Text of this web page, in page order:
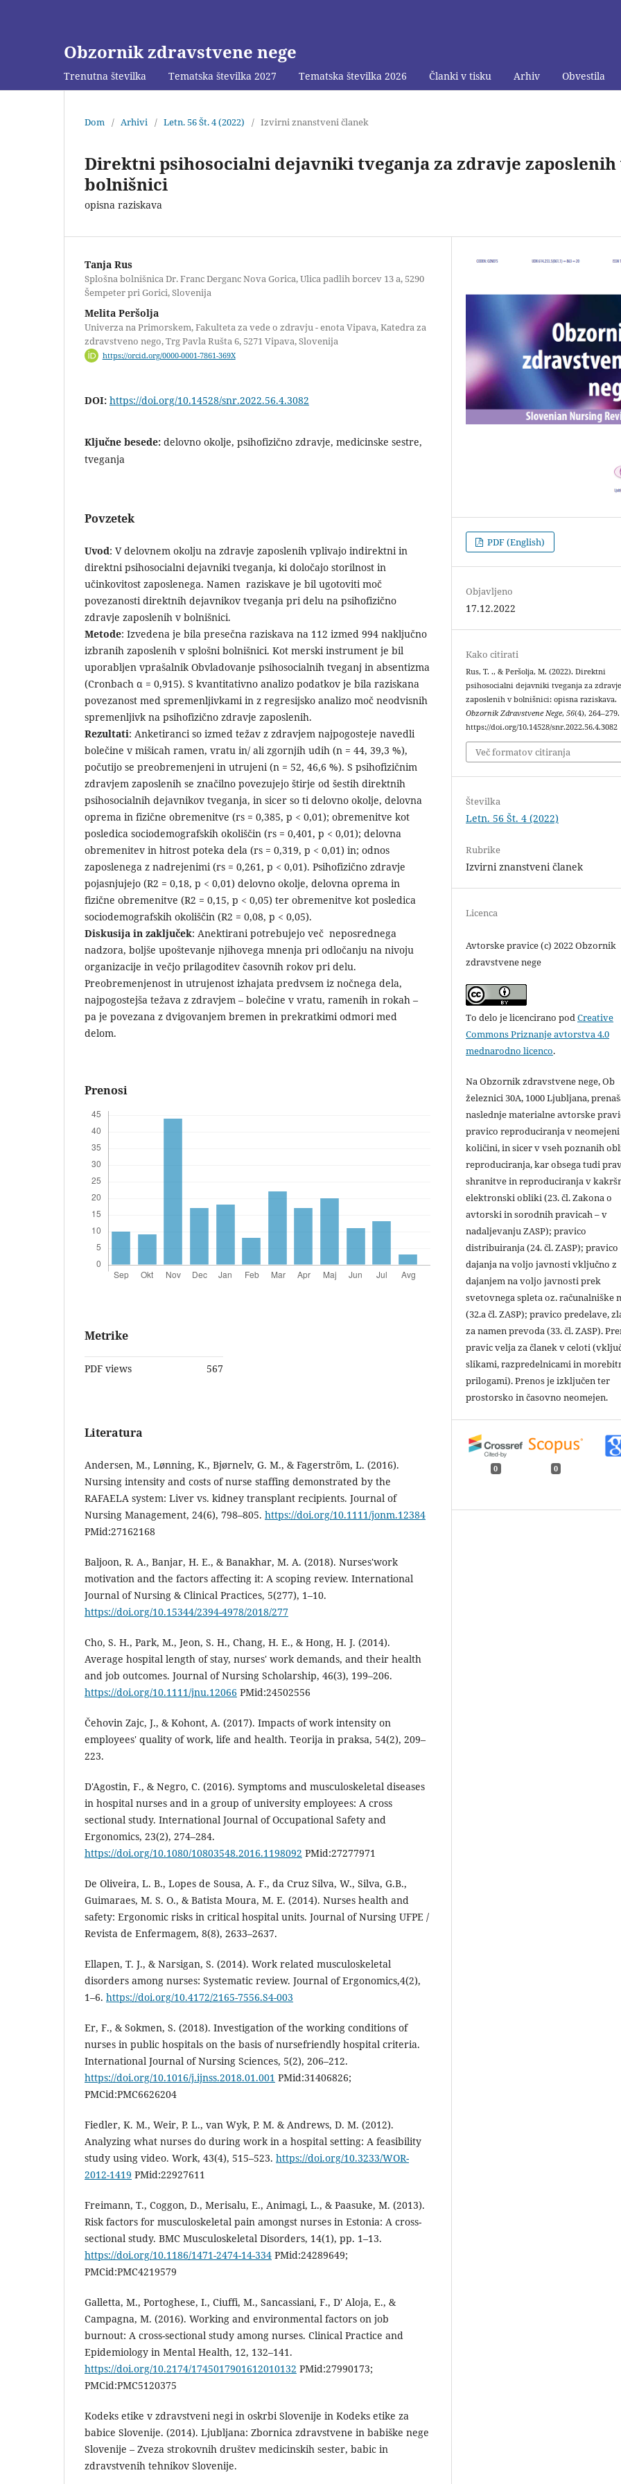
Obzornik zdravstvene nege
Trenutna številka Tematska številka 2027 Tematska številka 2026 Članki v tisku Arhiv Obvestila
Dom / Arhivi / Letn. 56 Št. 4 (2022) / Izvirni znanstveni članek
Direktni psihosocialni dejavniki tveganja za zdravje zaposlenih
bolnišnici
opisna raziskava
Tanja Rus
Splošna bolnišnica Dr. Franc Derganc Nova Gorica, Ulica padlih borcev 13 a, 5290
Šempeter pri Gorici, Slovenija
Melita Peršolja
Univerza na Primorskem, Fakulteta za vede o zdravju - enota Vipava, Katedra za
zdravstveno nego, Trg Pavla Rušta 6, 5271 Vipava, Slovenija
https://orcid.org/0000-0001-7861-369X
DOI: https://doi.org/10.14528/snr.2022.56.4.3082
Ključne besede: delovno okolje, psihofizično zdravje, medicinske sestre,
tveganja
Povzetek
Uvod: V delovnem okolju na zdravje zaposlenih vplivajo indirektni in
direktni psihosocialni dejavniki tveganja, ki določajo storilnost in
učinkovitost zaposlenega. Namen raziskave je bil ugotoviti moč
povezanosti direktnih dejavnikov tveganja pri delu na psihofizično
zdravje zaposlenih v bolnišnici.
Metode: Izvedena je bila presečna raziskava na 112 izmed 994 naključno
izbranih zaposlenih v splošni bolnišnici. Kot merski instrument je bil
uporabljen vprašalnik Obvladovanje psihosocialnih tveganj in absentizma
(Cronbach α = 0,915). S kvantitativno analizo podatkov je bila raziskana
povezanost med spremenljivkami in z regresijsko analizo moč neodvisnih
spremenljivk na psihofizično zdravje zaposlenih.
Rezultati: Anketiranci so izmed težav z zdravjem najpogosteje navedli
bolečine v mišicah ramen, vratu in/ ali zgornjih udih (n = 44, 39,3 %),
počutijo se preobremenjeni in utrujeni (n = 52, 46,6 %). S psihofizičnim
zdravjem zaposlenih se značilno povezujejo štirje od šestih direktnih
psihosocialnih dejavnikov tveganja, in sicer so ti delovno okolje, delovna
oprema in fizične obremenitve (rs = 0,385, p < 0,01); obremenitve kot
posledica sociodemografskih okoliščin (rs = 0,401, p < 0,01); delovna
obremenitev in hitrost poteka dela (rs = 0,319, p < 0,01) in; odnos
zaposlenega z nadrejenimi (rs = 0,261, p < 0,01). Psihofizično zdravje
pojasnjujejo (R2 = 0,18, p < 0,01) delovno okolje, delovna oprema in
fizične obremenitve (R2 = 0,15, p < 0,05) ter obremenitve kot posledica
sociodemografskih okoliščin (R2 = 0,08, p < 0,05).
Diskusija in zaključek: Anektirani potrebujejo več neposrednega
nadzora, boljše upoštevanje njihovega mnenja pri odločanju na nivoju
organizacije in večjo prilagoditev časovnih rokov pri delu.
Preobremenjenost in utrujenost izhajata predvsem iz nočnega dela,
najpogostejša težava z zdravjem – bolečine v vratu, ramenih in rokah –
pa je povezana z dvigovanjem bremen in prekratkimi odmori med
delom.
Prenosi
Metrike
PDF views 567
Literatura
Andersen, M., Lønning, K., Bjørnelv, G. M., & Fagerström, L. (2016).
Nursing intensity and costs of nurse staffing demonstrated by the
RAFAELA system: Liver vs. kidney transplant recipients. Journal of
Nursing Management, 24(6), 798–805. https://doi.org/10.1111/jonm.12384
PMid:27162168
Baljoon, R. A., Banjar, H. E., & Banakhar, M. A. (2018). Nurses'work
motivation and the factors affecting it: A scoping review. International
Journal of Nursing & Clinical Practices, 5(277), 1–10.
https://doi.org/10.15344/2394-4978/2018/277
Cho, S. H., Park, M., Jeon, S. H., Chang, H. E., & Hong, H. J. (2014).
Average hospital length of stay, nurses' work demands, and their health
and job outcomes. Journal of Nursing Scholarship, 46(3), 199–206.
https://doi.org/10.1111/jnu.12066 PMid:24502556
Čehovin Zajc, J., & Kohont, A. (2017). Impacts of work intensity on
employees' quality of work, life and health. Teorija in praksa, 54(2), 209–
223.
D'Agostin, F., & Negro, C. (2016). Symptoms and musculoskeletal diseases
in hospital nurses and in a group of university employees: A cross
sectional study. International Journal of Occupational Safety and
Ergonomics, 23(2), 274–284.
https://doi.org/10.1080/10803548.2016.1198092 PMid:27277971
De Oliveira, L. B., Lopes de Sousa, A. F., da Cruz Silva, W., Silva, G.B.,
Guimaraes, M. S. O., & Batista Moura, M. E. (2014). Nurses health and
safety: Ergonomic risks in critical hospital units. Journal of Nursing UFPE /
Revista de Enfermagem, 8(8), 2633–2637.
Ellapen, T. J., & Narsigan, S. (2014). Work related musculoskeletal
disorders among nurses: Systematic review. Journal of Ergonomics,4(2),
1–6. https://doi.org/10.4172/2165-7556.S4-003
Er, F., & Sokmen, S. (2018). Investigation of the working conditions of
nurses in public hospitals on the basis of nursefriendly hospital criteria.
International Journal of Nursing Sciences, 5(2), 206–212.
https://doi.org/10.1016/j.ijnss.2018.01.001 PMid:31406826;
PMCid:PMC6626204
Fiedler, K. M., Weir, P. L., van Wyk, P. M. & Andrews, D. M. (2012).
Analyzing what nurses do during work in a hospital setting: A feasibility
study using video. Work, 43(4), 515–523. https://doi.org/10.3233/WOR-
2012-1419 PMid:22927611
Freimann, T., Coggon, D., Merisalu, E., Animagi, L., & Paasuke, M. (2013).
Risk factors for musculoskeletal pain amongst nurses in Estonia: A cross-
sectional study. BMC Musculoskeletal Disorders, 14(1), pp. 1–13.
https://doi.org/10.1186/1471-2474-14-334 PMid:24289649;
PMCid:PMC4219579
Galletta, M., Portoghese, I., Ciuffi, M., Sancassiani, F., D' Aloja, E., &
Campagna, M. (2016). Working and environmental factors on job
burnout: A cross-sectional study among nurses. Clinical Practice and
Epidemiology in Mental Health, 12, 132–141.
https://doi.org/10.2174/1745017901612010132 PMid:27990173;
PMCid:PMC5120375
Kodeks etike v zdravstveni negi in oskrbi Slovenije in Kodeks etike za
babice Slovenije. (2014). Ljubljana: Zbornica zdravstvene in babiške nege
Slovenije – Zveza strokovnih društev medicinskih sester, babic in
zdravstvenih tehnikov Slovenije.
PDF (English)
Objavljeno
17.12.2022
Kako citirati
Rus, T. ., & Peršolja, M. (2022). Direktni
psihosocialni dejavniki tveganja za zdravje
zaposlenih v bolnišnici: opisna raziskava.
Obzornik Zdravstvene Nege,56(4), 264–279.
https://doi.org/10.14528/snr.2022.56.4.3082
Več formatov citiranja
Številka
Letn. 56 Št. 4 (2022)
Rubrike
Izvirni znanstveni članek
Licenca
Avtorske pravice (c) 2022 Obzornik
zdravstvene nege
To delo je licencirano podCreative
Commons Priznanje avtorstva 4.0
mednarodno licenco.
Na Obzornik zdravstvene nege, Ob
železnici 30A, 1000 Ljubljana,
naslednje materialne avtorske
pravico reproduciranja v neomejeni
količini, in sicer v vseh poznanih
reproduciranja, kar obsega tudi
shranitve in reproduciranja v
elektronski obliki (23. čl. Zakona o
avtorski in sorodnih pravicah – v
nadaljevanju ZASP); pravico
distribuiranja (24. čl. ZASP); pravico
dajanja na voljo javnosti vključno z
dajanjem na voljo javnosti prek
svetovnega spleta oz. računalniške
(32.a čl. ZASP); pravico predelave,
za namen prevoda (33. čl. ZASP).
pravic velja za članek v celoti
slikami, razpredelnicami in
prilogami). Prenos je izključen ter
prostorsko in časovno neomejen.
0 0